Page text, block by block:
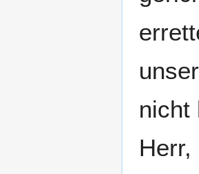
nicht